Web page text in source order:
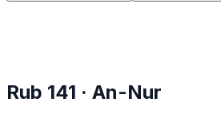
Rub 141 · An-Nur